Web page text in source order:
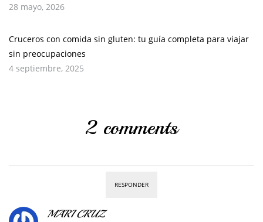
28 mayo, 2026
Cruceros con comida sin gluten: tu guía completa para viajar
sin preocupaciones
4 septiembre, 2025
2 comments
RESPONDER
MARI CRUZ